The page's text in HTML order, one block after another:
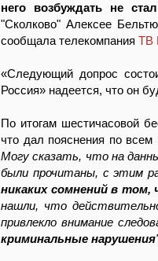
него возбуждать не
"Сколково" Алексее
сообщала телекомпания ТВ
«Следующий допрос
Россия» надеется, что он
По итогам шестичасовой
что дал пояснения по всем
Могу сказать, что на
были прочитаны, с этим
никаких сомнений в
нашли, что
привлекло внимание
криминальные нарушения